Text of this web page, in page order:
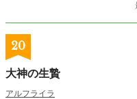
20
大神の生贄
アルフライラ